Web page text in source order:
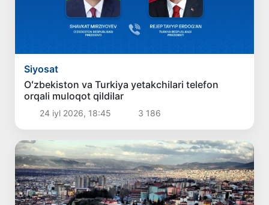
Siyosat
Oʻzbekiston va Turkiya yetakchilari telefon
orqali muloqot qildilar
24 iyl 2026, 18:45 3 186